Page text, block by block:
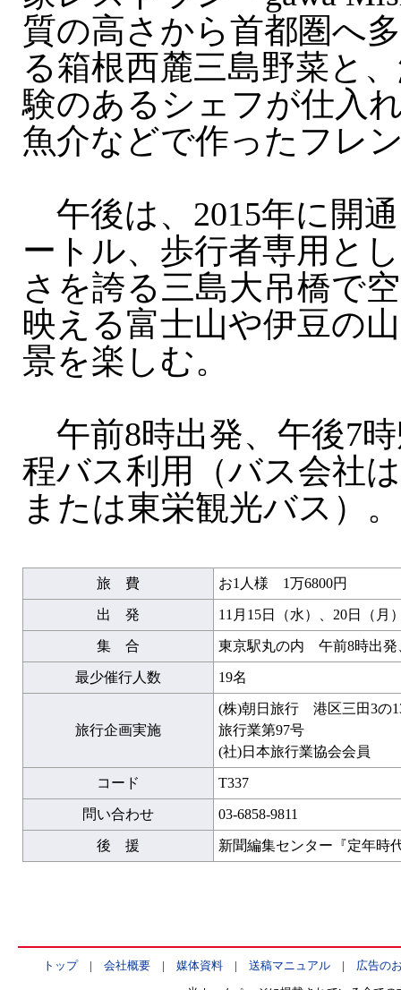
質の高さから首都圏へ
る箱根西麓三島野菜と
験のあるシェフが仕入
魚介などで作ったフレ
午後は、2015年に開
ートル、歩行者専用と
さを誇る三島大吊橋で
映える富士山や伊豆の
景を楽しむ。
午前8時出発、午後7
程バス利用（バス会社
または東栄観光バス）。
旅 費 お1人様 1万6800円
出 発 11月15日（水）、20日（月
集 合 東京駅丸の内 午前8時出発
最少催行人数 19名
旅行企画実施
(株)朝日旅行 港区三田3の
旅行業第97号
(社)日本旅行業協会会員
コード T337
問い合わせ 03-6858-9811
後 援 新聞編集センター『定年時
トップ| 会社概要| 媒体資料| 送稿マニュアル| 広告の